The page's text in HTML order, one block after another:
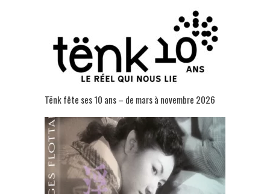
Tënk fête ses 10 ans – de mars à novembre 2026